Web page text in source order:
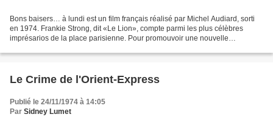
Bons baisers… à lundi est un film français réalisé par Michel Audiard, sorti
en 1974. Frankie Strong, dit «Le Lion», compte parmi les plus célèbres
imprésarios de la place parisienne. Pour promouvoir une nouvelle
Le Crime de l'Orient-Express
Publié le 24/11/1974 à 14:05
Par Sidney Lumet